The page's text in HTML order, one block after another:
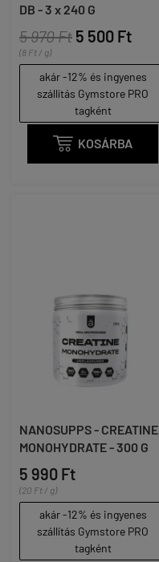
DB - 3 x 240 G
5 970 Ft 5 500 Ft
(8 Ft / g)
akár -12% és ingyenes
szállítás Gymstore PRO
tagként
 KOSÁRBA
NANOSUPPS - CREATINE
MONOHYDRATE - 300 G
5 990 Ft
(20 Ft / g)
akár -12% és ingyenes
szállítás Gymstore PRO
tagként